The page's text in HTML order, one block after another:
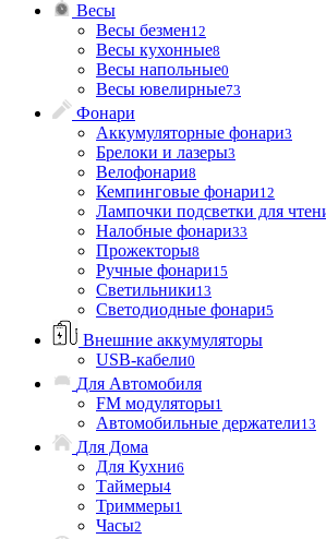
Весы
Весы безмен12
Весы кухонные8
Весы напольные0
Весы ювелирные73
Фонари
Аккумуляторные фонари3
Брелоки и лазеры3
Велофонари8
Кемпинговые фонари12
Лампочки подсветки для
Налобные фонари33
Прожекторы8
Ручные фонари15
Светильники13
Светодиодные фонари5
Внешние аккумуляторы
USB-кабели0
Для Автомобиля
FM модуляторы1
Автомобильные держатели13
Для Дома
Для Кухни6
Таймеры4
Триммеры1
Часы2